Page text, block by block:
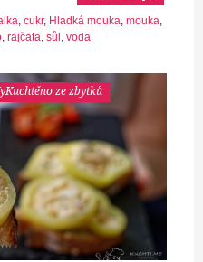
cukr, Hladká mouka mouka
rajčata sůl voda
ze zbytků